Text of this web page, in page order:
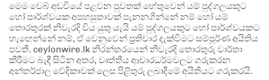
මෙම වෙබ් අඩවියේ පළවන පුවතක් හේතුවෙන් යම් පුද්ගලයකුට
හෝ පාර්ශ්වයක අපහසුතාවක් පැනනගින්නේ නම් හෝ යම්
තොරතුරක් නිවැරදි විය යුතු යැයි යම් පුද්ගලයකුට හෝ පාර්ශ්වයකට
හැඟෙන්නේ නම්, ඒ වෙනුවෙන් ප්‍රතිචාර දැක්වීමට සම්පූර්ණ අයිතිය
පවතී. ceylonwire.lk නිරන්තරයෙන් නිවැරදි තොරතුරු වාර්තා
කිරීමට බැඳී සිටින අතර, වෘත්තීය ආචාරධර්මවලට ගරුකරන
අන්තර්ජාල වේදිකාවක් ලෙස පිළිතුරු ලබාදීමේ අයිතියට ගරුකරයි.